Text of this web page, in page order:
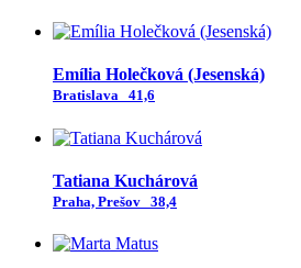
Emília Holečková (Jesenská)
Bratislava 41,6
Tatiana Kuchárová
Praha, Prešov 38,4